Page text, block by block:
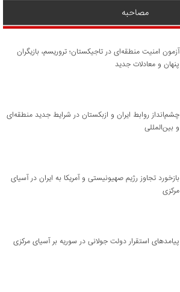
مصاحبه
آزمون امنیت منطقه‌ای در تاجیکستان؛ تروریسم، بازیگران
پنهان و معادلات جدید
چشم‌انداز روابط ایران و ازبکستان در شرایط جدید منطقه‌ای
و بین‌المللی
​بازخورد تجاوز رژیم صهیونیستی و آمریکا به ایران در آسیای
مرکزی
پیامدهای استقرار دولت جولانی در سوریه بر آسیای مرکزی